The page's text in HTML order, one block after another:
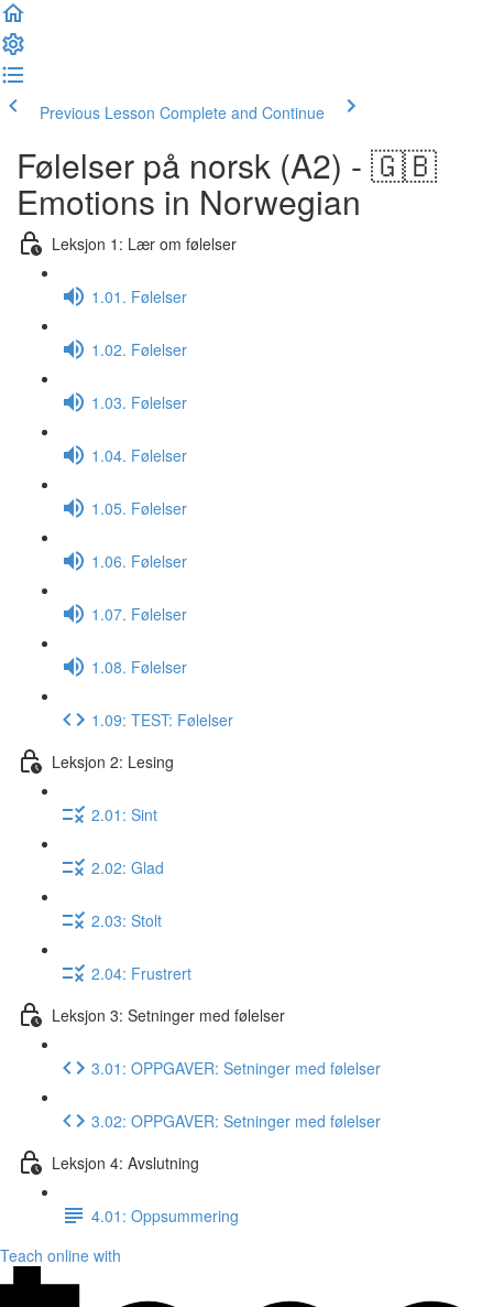
Previous Lesson Complete and Continue
Følelser på norsk (A2) - 🇬🇧
Emotions in Norwegian
Leksjon 1: Lær om følelser
1.01. Følelser
1.02. Følelser
1.03. Følelser
1.04. Følelser
1.05. Følelser
1.06. Følelser
1.07. Følelser
1.08. Følelser
1.09: TEST: Følelser
Leksjon 2: Lesing
2.01: Sint
2.02: Glad
2.03: Stolt
2.04: Frustrert
Leksjon 3: Setninger med følelser
3.01: OPPGAVER: Setninger med følelser
3.02: OPPGAVER: Setninger med følelser
Leksjon 4: Avslutning
4.01: Oppsummering
Teach online with